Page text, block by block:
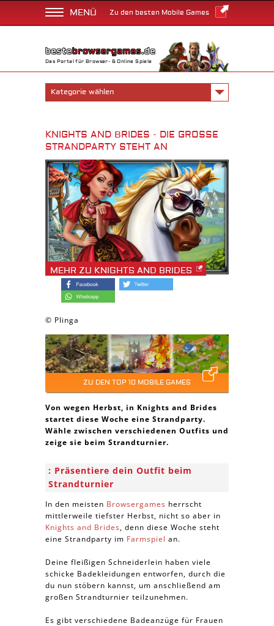
MENÜ Zu den besten Mobile Games
Das Portal für Browser- & Online Spiele
Kategorie wählen
KNIGHTS AND BRIDES - DIE GROSSE S
TRANDPARTY STEHT AN
MEHR ZU KNIGHTS AND BRIDES
© Plinga
ZU DEN TOP 10 MOBILE GAMES
Von wegen Herbst, in Knights and Brides
startet diese Woche eine Strandparty.
Wähle zwischen verschiedenen Outfits und
zeige sie beim Strandturnier.
Präsentiere dein Outfit beim
Strandturnier
In den meisten Browsergames herrscht
mittlerweile tiefster Herbst, nicht so aber in
Knights and Brides, denn diese Woche steht
eine Strandparty im Farmspiel an.
Deine fleißigen Schneiderlein haben viele
schicke Badekleidungen entworfen, durch die
du nun stöbern kannst, um anschließend am
großen Strandturnier teilzunehmen.
Es gibt verschiedene Badeanzüge für Frauen